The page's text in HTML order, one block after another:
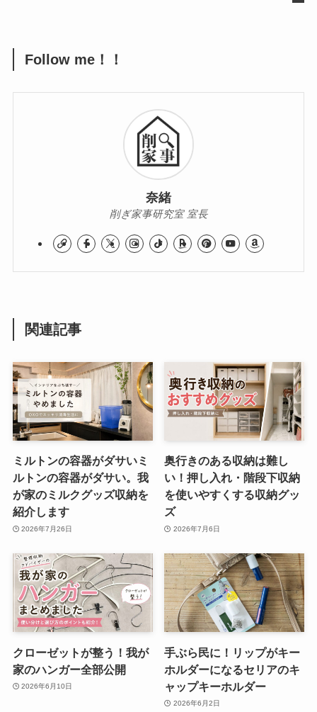
Follow me！！
奈緒
削ぎ家事研究室 室長
関連記事
ミルトンの容器がダサいミ
ルトンの容器がダサい。我
が家のミルクグッズ収納を
紹介します
2026年7月26日
奥行きのある収納は難し
い！押し入れ・階段下収納
を使いやすくする収納グッ
ズ
2026年7月6日
クローゼットが整う！我が
家のハンガー全部公開
2026年6月10日
手ぶら民に！リップがキー
ホルダーになるセリアのキ
ャップキーホルダー
2026年6月2日